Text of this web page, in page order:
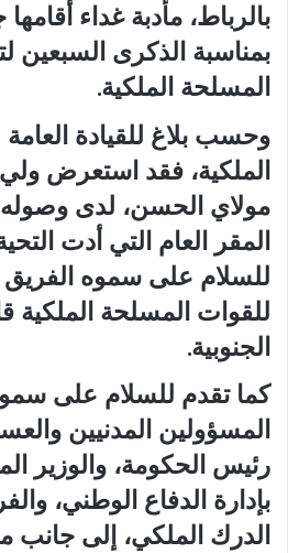
بالرباط، مأدبة غداء أقامها
بمناسبة الذكرى السبعين
المسلحة الملكية.
وحسب بلاغ للقيادة
الملكية، فقد استعرض ولي
مولاي الحسن، لدى
المقر العام التي أدت
للسلام على سموه الفريق
للقوات المسلحة الملكية
الجنوبية.
كما تقدم للسلام على
المسؤولين المدنيين
رئيس الحكومة، والوزير
بإدارة الدفاع الوطني،
الدرك الملكي، إلى